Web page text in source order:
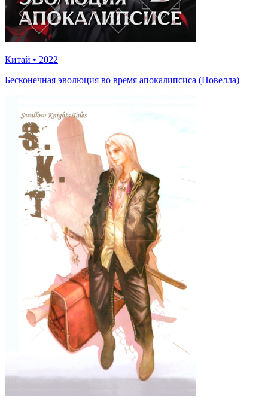
Китай • 2022
Бесконечная эволюция во время апокалипсиса (Новелла)